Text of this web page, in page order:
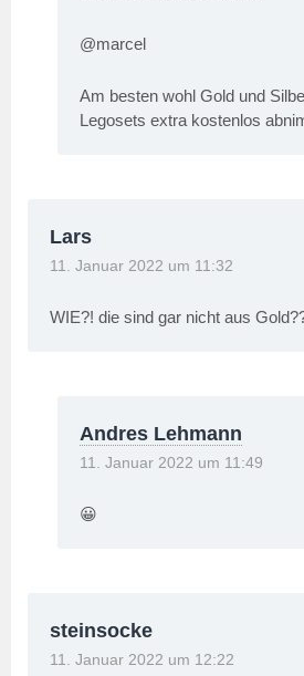
@marcel
Am besten wohl Gold und
Legosets extra kostenlos
Lars
11. Januar 2022 um 11:32
WIE?! die sind gar nicht aus
Andres Lehmann
11. Januar 2022 um 11:49
😀
steinsocke
11. Januar 2022 um 12:22